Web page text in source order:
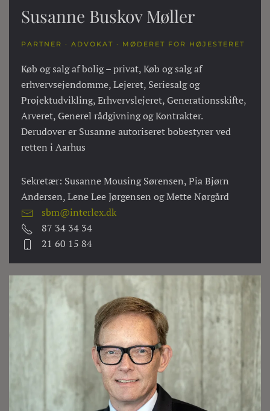
Susanne Buskov Møller
PARTNER · ADVOKAT · MØDERET FOR HØJESTERET
Køb og salg af bolig – privat, Køb og salg af
erhvervsejendomme, Lejeret, Seriesalg og
Projektudvikling, Erhvervslejeret, Generationsskifte,
Arveret, Generel rådgivning og Kontrakter.
Derudover er Susanne autoriseret bobestyrer ved
retten i Aarhus
Sekretær: Susanne Mousing Sørensen, Pia Bjørn
Andersen, Lene Lee Jørgensen og Mette Nørgård
sbm@interlex.dk
87 34 34 34
21 60 15 84